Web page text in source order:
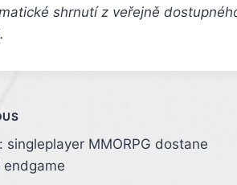
shrnutí z veřejně
singleplayer MMORPG dostane
endgame